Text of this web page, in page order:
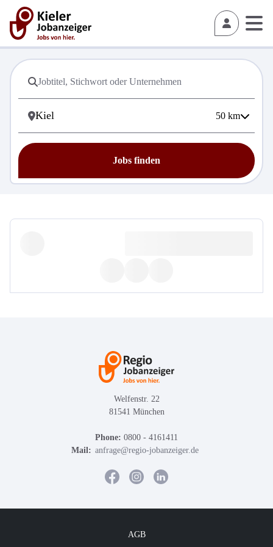
50 km
Jobs finden
Welfenstr. 22
81541 München
Phone: 0800 - 4161411
Mail: anfrage@regio-jobanzeiger.de
AGB